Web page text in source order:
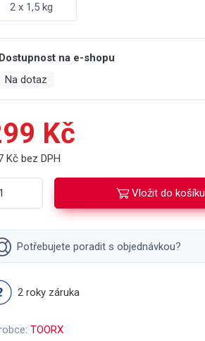
2 x 1,5 kg
Dostupnost na e-shopu
Na dotaz
Kč
Kč bez DPH
Vložit do košíku
Potřebujete poradit s objednávkou?
2 roky záruka
TOORX